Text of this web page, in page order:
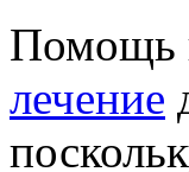
Помощь
лечение